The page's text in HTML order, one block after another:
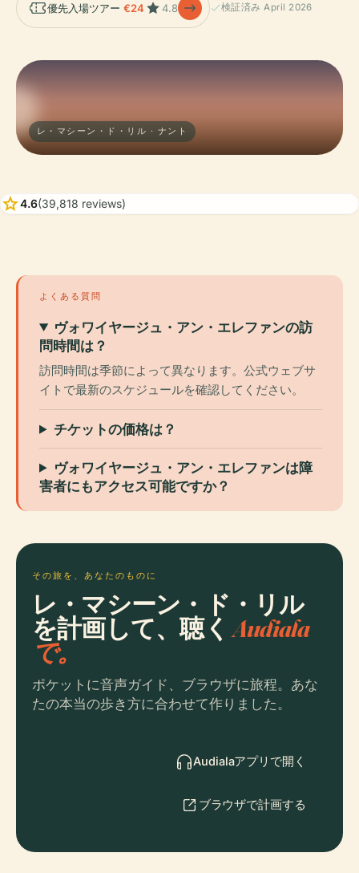
優先入場ツアー €24 4.8 検証済み April 2026
レ・マシーン・ド・リル · ナント
star4.6(39,818 reviews)
よくある質問
ヴォワイヤージュ・アン・エレファンの訪
問時間は？
訪問時間は季節によって異なります。公式ウェブサ
イトで最新のスケジュールを確認してください。
チケットの価格は？
ヴォワイヤージュ・アン・エレファンは障
害者にもアクセス可能ですか？
その旅を、あなたのものに
レ・マシーン・ド・リル
を計画して、聴く Audiala
で。
ポケットに音声ガイド、ブラウザに旅程。あな
たの本当の歩き方に合わせて作りました。
Audialaアプリで開く
ブラウザで計画する